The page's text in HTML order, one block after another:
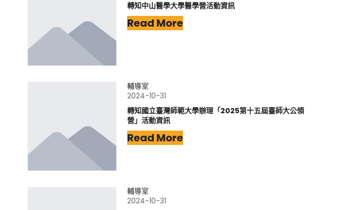
轉知中山醫學大學醫學營活動資訊
Read More
輔導室
2024-10-31
轉知國立臺灣師範大學辦理「2025第十五屆臺師大公領
營」活動資訊
Read More
輔導室
2024-10-31